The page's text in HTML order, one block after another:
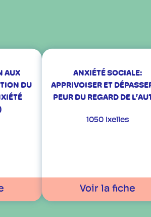
AUX
DU
ANXIÉTÉ SOCIALE:
APPRIVOISER ET
PEUR DU REGARD DE
1050 Ixelles
Voir la fiche